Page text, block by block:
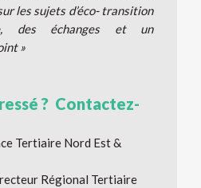
les sujets d’éco- transition
des échanges et un
»
? Contactez-
Tertiaire Nord Est &
Régional Tertiaire